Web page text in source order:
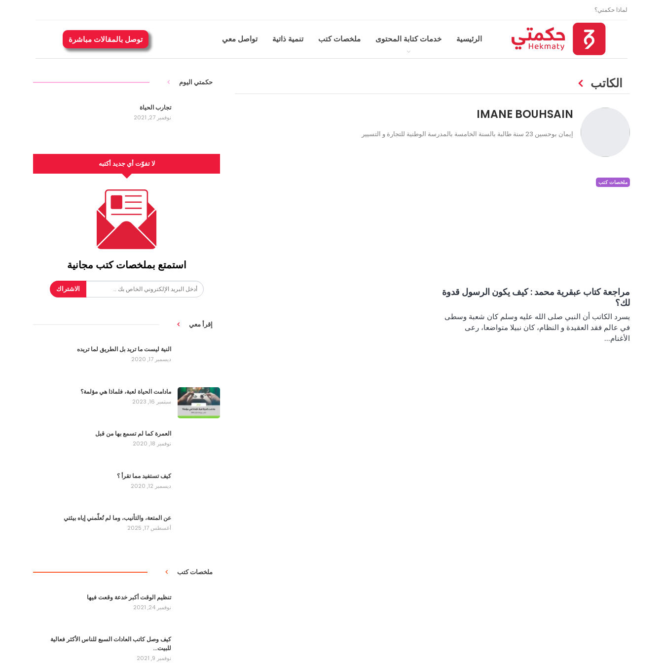
لماذا حكمتي؟
الرئيسية خدمات كتابة المحتوى ملخصات كتب تنمية ذاتية تواصل معي توصل بالمقالات مباشرة
الكاتب
IMANE BOUHSAIN
إيمان بوحسين 23 سنة طالبة بالسنة الخامسة بالمدرسة الوطنية للتجارة و التسيير
ملخصات كتب
مراجعة كتاب عبقرية محمد : كيف يكون الرسول قدوة
لك؟
يسرد الكاتب أن النبي صلى الله عليه وسلم كان شعبة وسطى
في عالم فقد العقيدة و النظام، كان نبيلا متواضعا، رعى
الأغنام…
حكمتي اليوم
تجارب الحياة
نوفمبر 27, 2021
لا تفوّت أي جديد أكتبه
استمتع بملخصات كتب مجانية
الاشتراك
إقرأ معي
النية ليست ما تريد بل الطريق لما تريده
ديسمبر 17, 2020
مادامت الحياة لعبة، فلماذا هي مؤلمة؟
سبتمبر 16, 2023
العمرة كما لم تسمع بها من قبل
نوفمبر 18, 2020
كيف تستفيد مما تقرأ ؟
ديسمبر 12, 2020
عن المتعة، والتأنيب، وما لم تُعلّمني إياه بيئتي
أغسطس 17, 2025
ملخصات كتب
تنظيم الوقت أكبر خدعة وقعت فيها
نوفمبر 24, 2021
كيف وصل كاتب العادات السبع للناس الأكثر فعالية
للبيت…
نوفمبر 9, 2021